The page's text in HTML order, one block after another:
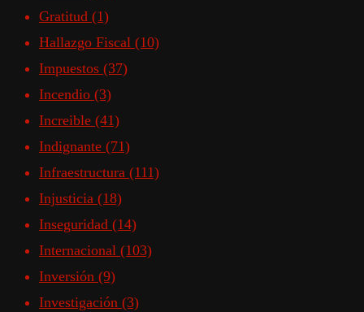
Gratitud (1)
Hallazgo Fiscal (10)
Impuestos (37)
Incendio (3)
Increible (41)
Indignante (71)
Infraestructura (111)
Injusticia (18)
Inseguridad (14)
Internacional (103)
Inversión (9)
Investigación (3)